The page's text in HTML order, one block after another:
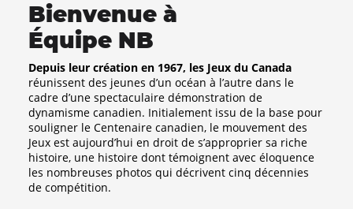
Bienvenue à
Équipe NB
Depuis leur création en 1967, les Jeux du Canada
réunissent des jeunes d’un océan à l’autre dans le
cadre d’une spectaculaire démonstration de
dynamisme canadien. Initialement issu de la base pour
souligner le Centenaire canadien, le mouvement des
Jeux est aujourd’hui en droit de s’approprier sa riche
histoire, une histoire dont témoignent avec éloquence
les nombreuses photos qui décrivent cinq décennies
de compétition.